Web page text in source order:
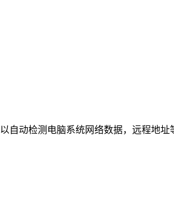
自动检测电脑系统网络数据，远程地